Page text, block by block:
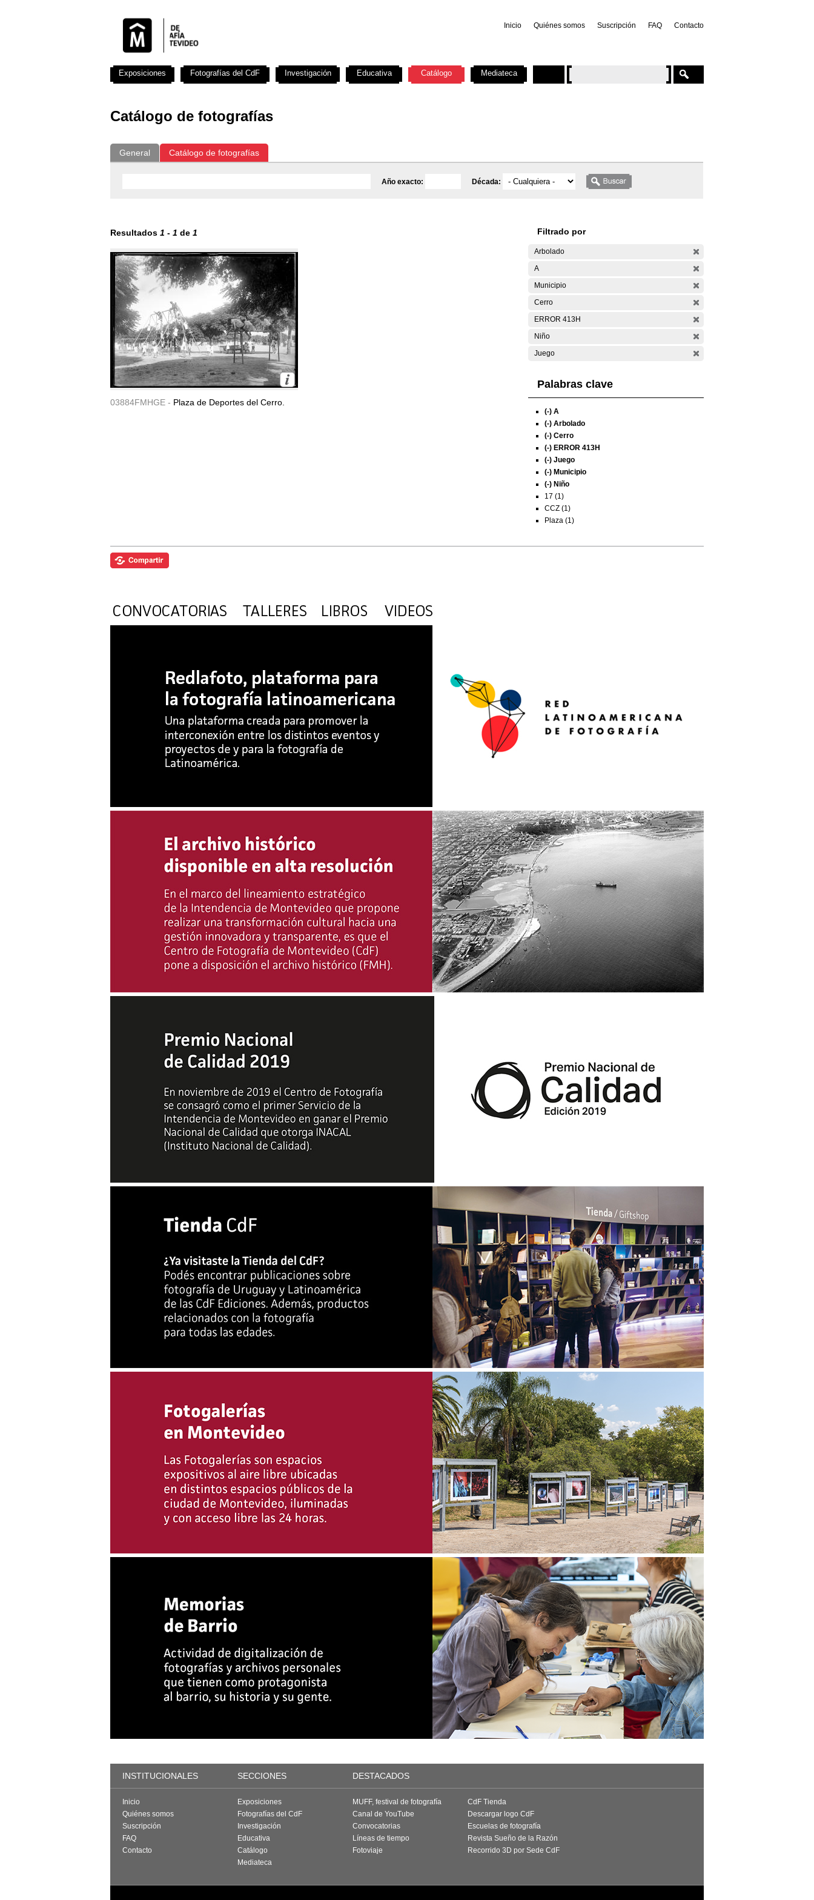
Inicio Quiénes somos Suscripción FAQ Contacto
Catálogo de fotografías
General Catálogo de fotografías
Año exacto: Década:
Resultados 1 - 1 de 1
03884FMHGE - Plaza de Deportes del Cerro.
Filtrado por
Arbolado
A
Municipio
Cerro
ERROR 413H
Niño
Juego
Palabras clave
(-) A
(-) Arbolado
(-) Cerro
(-) ERROR 413H
(-) Juego
(-) Municipio
(-) Niño
17 (1)
CCZ (1)
Plaza (1)
Exposiciones Fotografías del CdF Investigación Educativa Catálogo Mediateca
INSTITUCIONALES SECCIONES DESTACADOS
Inicio
Quiénes somos
Suscripción
FAQ
Contacto
Exposiciones
Fotografías del CdF
Investigación
Educativa
Catálogo
Mediateca
MUFF, festival de fotografía
Canal de YouTube
Convocatorias
Líneas de tiempo
Fotoviaje
CdF Tienda
Descargar logo CdF
Escuelas de fotografía
Revista Sueño de la Razón
Recorrido 3D por Sede CdF